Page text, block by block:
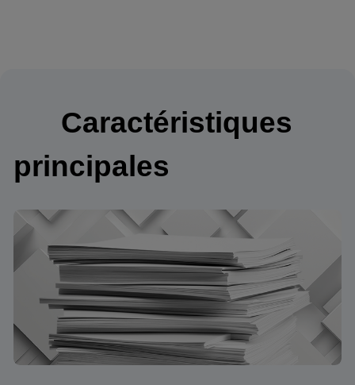
Caractéristiques
principales